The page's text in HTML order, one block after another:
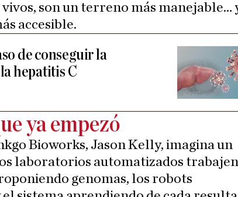
son un terreno más manejable…
accesible.
de conseguir la
hepatitis C
ya empezó
Bioworks, Jason Kelly, imagina un
laboratorios automatizados
genomas, los robots